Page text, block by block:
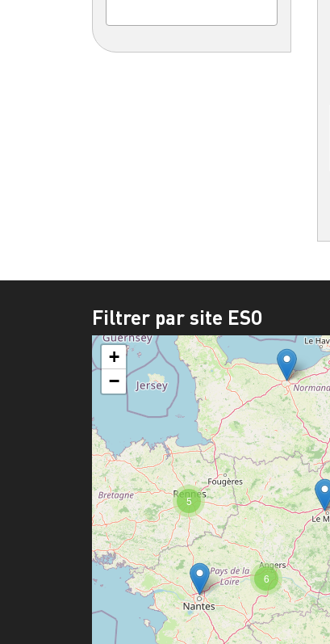
Filtrer par site ESO
6
5
+
−